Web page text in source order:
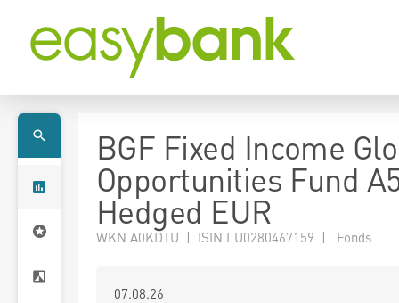
BGF Fixed Income
Opportunities Fund
Hedged EUR
WKN A0KDTU | ISIN LU0280467159 | Fonds
07.08.26